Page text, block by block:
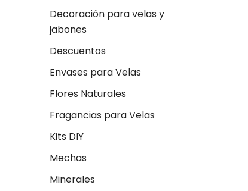
Decoración para velas y
jabones
Descuentos
Envases para Velas
Flores Naturales
Fragancias para Velas
Kits DIY
Mechas
Minerales